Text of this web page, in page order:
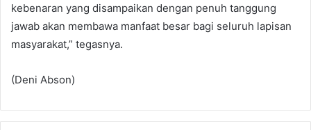
kebenaran yang disampaikan dengan penuh tanggung
jawab akan membawa manfaat besar bagi seluruh lapisan
masyarakat,” tegasnya.
(Deni Abson)